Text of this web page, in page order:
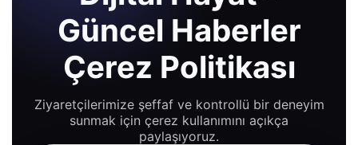
Güncel Haberler
Çerez Politikası
Ziyaretçilerimize şeffaf ve kontrollü bir deneyim
sunmak için çerez kullanımını açıkça
paylaşıyoruz.